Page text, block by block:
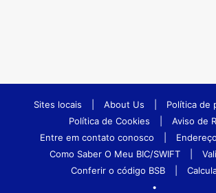
Sites locais About Us Política de
Política de Cookies
Aviso de
Entre em contato conosco
Como Saber O Meu BIC/SWIFT
Conferir o código BSB
•